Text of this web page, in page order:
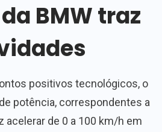
BMW traz
positivos tecnológicos, o
potência, correspondentes a
acelerar de 0 a 100 km/h em